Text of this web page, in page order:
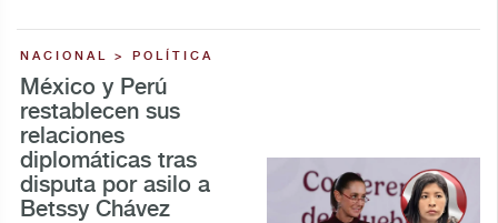
NACIONAL > POLÍTICA
México y Perú
restablecen sus
relaciones
diplomáticas tras
disputa por asilo a
Betssy Chávez